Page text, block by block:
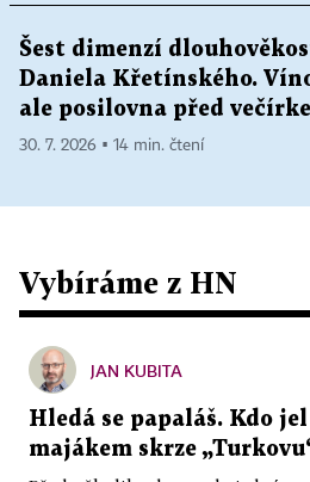
Šest dimenzí
Daniela Křetínského.
ale posilovna před
30. 7. 2026 ▪ 14 min. čtení
Vybíráme z HN
JAN KUBITA
Hledá se papaláš. Kdo
majákem skrze